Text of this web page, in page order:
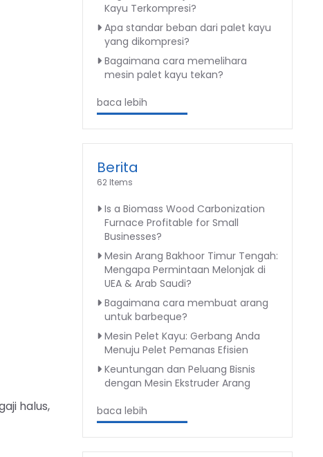
halus,
Kayu Terkompresi?
Apa standar beban dari palet kayu
yang dikompresi?
Bagaimana cara memelihara
mesin palet kayu tekan?
baca lebih
Berita
62 Items
Is a Biomass Wood Carbonization
Furnace Profitable for Small
Businesses?
Mesin Arang Bakhoor Timur Tengah:
Mengapa Permintaan Melonjak di
UEA & Arab Saudi?
Bagaimana cara membuat arang
untuk barbeque?
Mesin Pelet Kayu: Gerbang Anda
Menuju Pelet Pemanas Efisien
Keuntungan dan Peluang Bisnis
dengan Mesin Ekstruder Arang
baca lebih